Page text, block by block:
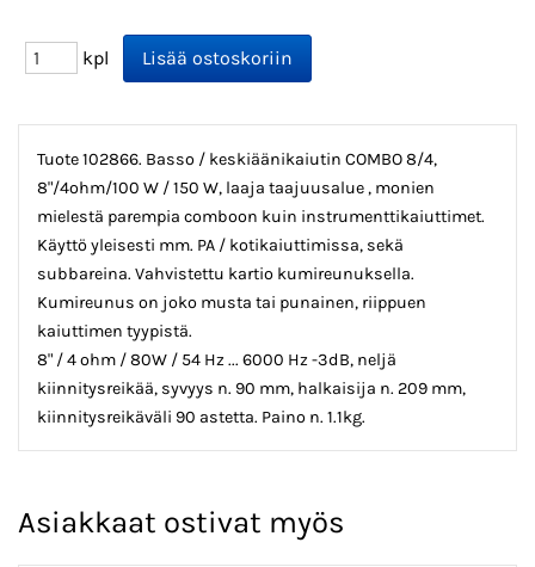
kpl
Tuote 102866. Basso / keskiäänikaiutin COMBO 8/4,
8"/4ohm/100 W / 150 W, laaja taajuusalue , monien
mielestä parempia comboon kuin instrumenttikaiuttimet.
Käyttö yleisesti mm. PA / kotikaiuttimissa, sekä
subbareina. Vahvistettu kartio kumireunuksella.
Kumireunus on joko musta tai punainen, riippuen
kaiuttimen tyypistä.
8" / 4 ohm / 80W / 54 Hz ... 6000 Hz -3dB, neljä
kiinnitysreikää, syvyys n. 90 mm, halkaisija n. 209 mm,
kiinnitysreikäväli 90 astetta. Paino n. 1.1kg.
Asiakkaat ostivat myös